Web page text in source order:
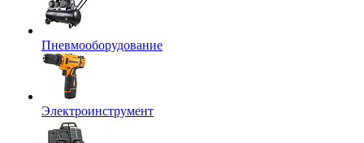
Пневмооборудование
Электроинструмент